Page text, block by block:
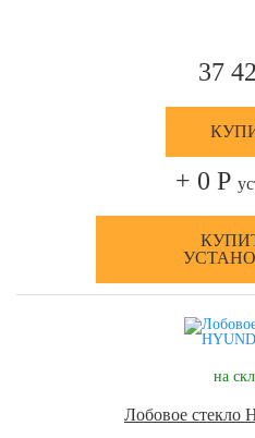
37
+ 0 Р
на
Лобовое стекло